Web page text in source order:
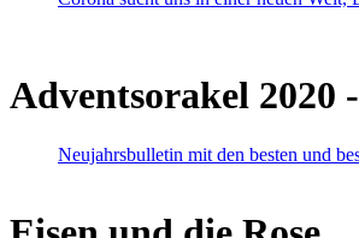
Adventsorakel 2020
Neujahrsbulletin mit den besten und